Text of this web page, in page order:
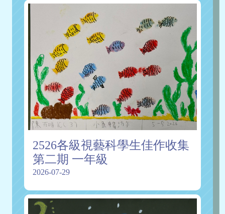
2526各級視藝科學生佳作收集
第二期 一年級
2026-07-29